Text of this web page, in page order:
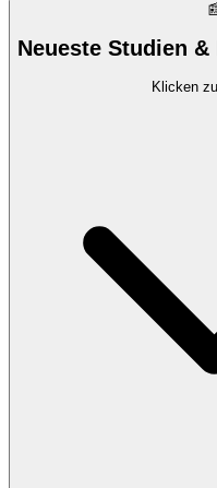
Neueste Studien
Klicken